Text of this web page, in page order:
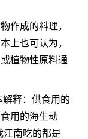
作成的料理，
上也可认为，
植物性原料通
释：供食用的
用的海生动
江南吃的都是